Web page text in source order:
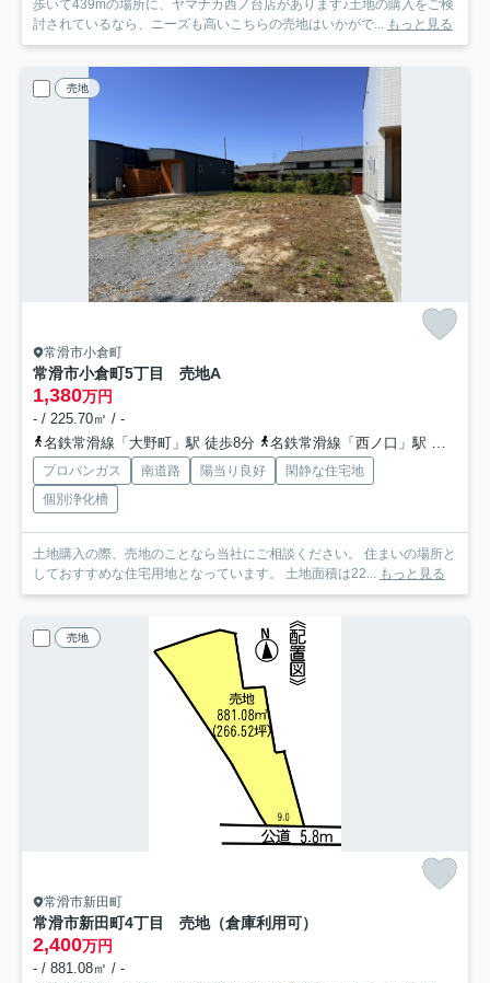
歩いて439mの場所に、ヤマナカ西ノ台店があります♪土地の購入をご検
討されているなら、ニーズも高いこちらの売地はいかがで... もっと見る
売地
常滑市小倉町
常滑市小倉町5丁目 売地A
1,380万円
- / 225.70㎡ / -
名鉄常滑線「大野町」駅 徒歩8分
名鉄常滑線「西ノ口」駅 徒歩19分
プロパンガス 南道路 陽当り良好
閑静な住宅地
個別浄化槽
土地購入の際、売地のことなら当社にご相談ください。 住まいの場所と
しておすすめな住宅用地となっています。 土地面積は22... もっと見る
売地
常滑市新田町
常滑市新田町4丁目 売地（倉庫利用可）
2,400万円
- / 881.08㎡ / -